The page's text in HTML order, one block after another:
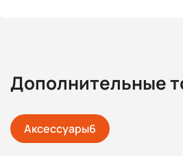
Дополнительные
Аксессуары6